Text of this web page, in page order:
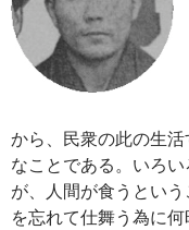
から、民衆の此の生
なことである。いろ
が、人間が食うとい
を忘れて仕舞う為に